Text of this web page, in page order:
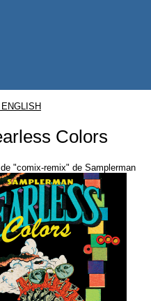
Colors
"comix-remix" de Samplerman